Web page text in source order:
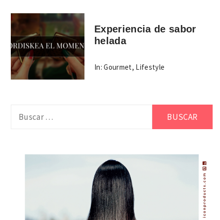
Experiencia de sabor
helada
In: Gourmet, Lifestyle